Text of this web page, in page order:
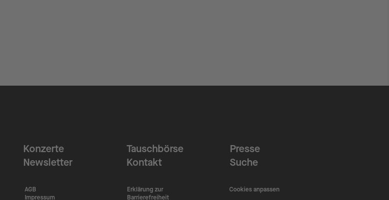
Konzerte
Newsletter
Tauschbörse
Kontakt
Presse
Suche
AGB
Impressum
Erklärung zur
Barrierefreiheit
Cookies anpassen